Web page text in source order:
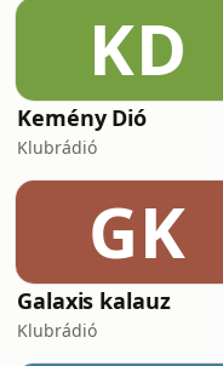
KD
Kemény Dió
Klubrádió
GK
Galaxis kalauz
Klubrádió